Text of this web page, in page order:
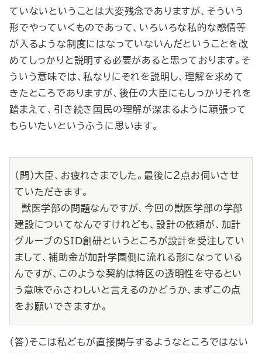
ていないということは大変残念でありますが、そういう
形でやっていくものであって、いろいろな私的な感情等
が入るような制度にはなっていないんだということを改
めてしっかりと説明する必要があると思っております。そ
ういう意味では、私なりにそれを説明し、理解を求めて
きたところでありますが、後任の大臣にもしっかりそれを
踏まえて、引き続き国民の理解が深まるように頑張って
もらいたいというふうに思います。
（問）大臣、お疲れさまでした。最後に２点お伺いさせ
ていただきます。
獣医学部の問題なんですが、今回の獣医学部の学部
建設についてなんですけれども、設計の依頼が、加計
グループのＳＩＤ創研というところが設計を受注してい
まして、補助金が加計学園側に流れる形になっている
んですが、このような契約は特区の透明性を守るとい
う意味でふさわしいと言えるのかどうか、まずこの点
をお願いできますか。
（答）そこは私どもが直接関与するようなところではない